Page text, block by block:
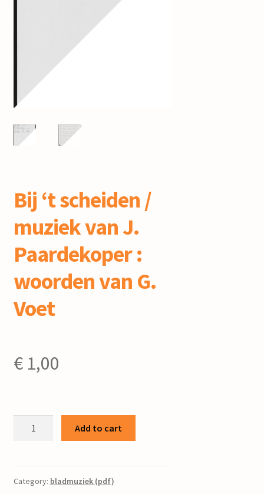
Bij ‘t scheiden /
muziek van J.
Paardekoper :
woorden van G.
Voet
€1,00
muziek
Add to cart
Category: bladmuziek (pdf)